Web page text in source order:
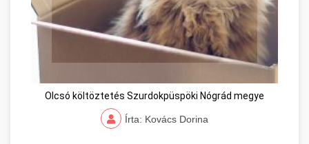
Olcsó költöztetés Szurdokpüspöki Nógrád megye
Írta: Kovács Dorina